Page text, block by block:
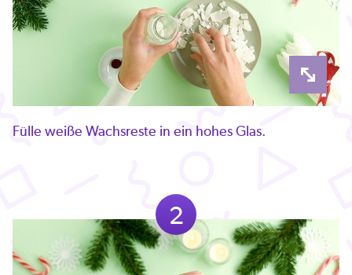
Fülle weiße Wachsreste in ein hohes Glas.
2